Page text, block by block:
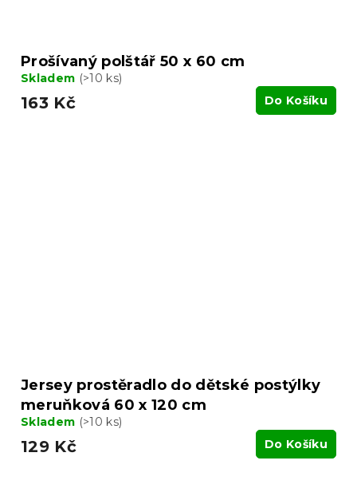
Prošívaný polštář 50 x 60 cm
Skladem (>10 ks)
163 Kč Do Košíku
Jersey prostěradlo do dětské postýlky
meruňková 60 x 120 cm
Skladem (>10 ks)
129 Kč Do Košíku